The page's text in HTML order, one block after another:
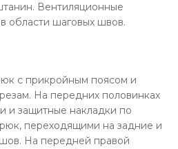
Вентиляционные
области шаговых швов.
с прикройным поясом и
На передних половинках
и защитные накладки по
переходящими на задние и
На передней правой